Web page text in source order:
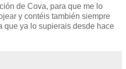
de Cova, para que me lo
y contéis también siempre
que ya lo supierais desde hace